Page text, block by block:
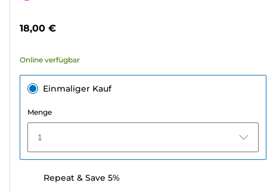
72
18,00 €
Online verfügbar
Einmaliger Kauf
Menge
1
Repeat & Save 5%